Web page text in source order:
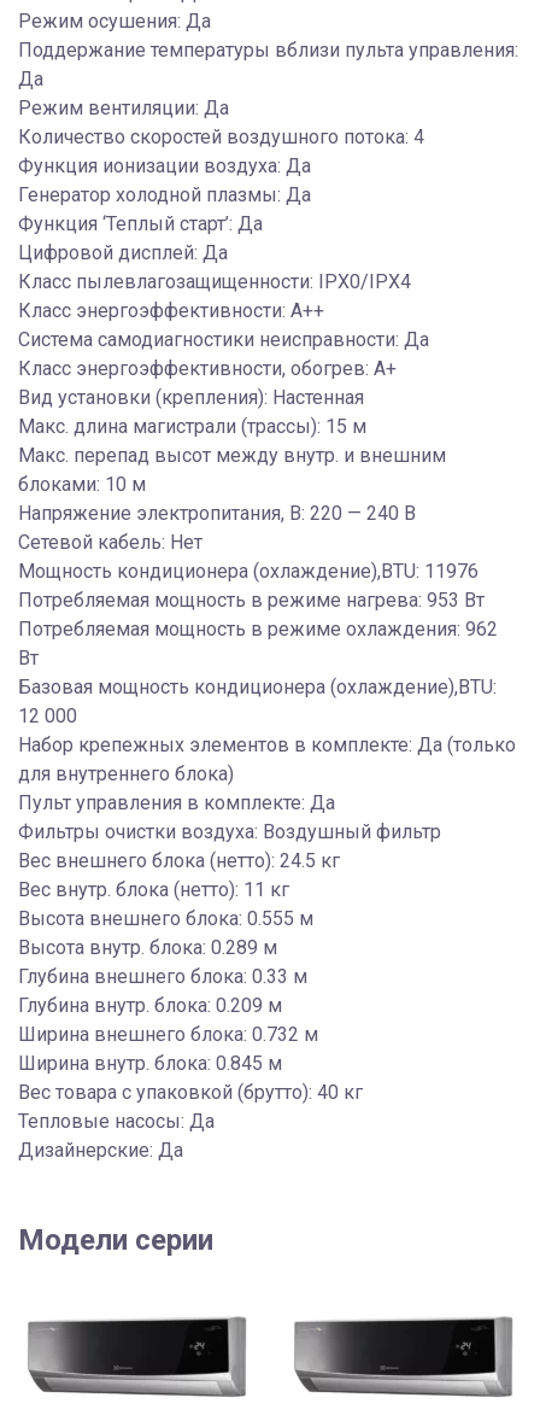
Режим осушения: Да
Поддержание температуры вблизи пульта управления:
Да
Режим вентиляции: Да
Количество скоростей воздушного потока: 4
Функция ионизации воздуха: Да
Генератор холодной плазмы: Да
Функция ‘Теплый старт’: Да
Цифровой дисплей: Да
Класс пылевлагозащищенности: IPX0/IPX4
Класс энергоэффективности: A++
Система самодиагностики неисправности: Да
Класс энергоэффективности, обогрев: A+
Вид установки (крепления): Настенная
Макс. длина магистрали (трассы): 15 м
Макс. перепад высот между внутр. и внешним
блоками: 10 м
Напряжение электропитания, В: 220 — 240 В
Сетевой кабель: Нет
Мощность кондиционера (охлаждение),BTU: 11976
Потребляемая мощность в режиме нагрева: 953 Вт
Потребляемая мощность в режиме охлаждения: 962
Вт
Базовая мощность кондиционера (охлаждение),BTU:
12 000
Набор крепежных элементов в комплекте: Да (только
для внутреннего блока)
Пульт управления в комплекте: Да
Фильтры очистки воздуха: Воздушный фильтр
Вес внешнего блока (нетто): 24.5 кг
Вес внутр. блока (нетто): 11 кг
Высота внешнего блока: 0.555 м
Высота внутр. блока: 0.289 м
Глубина внешнего блока: 0.33 м
Глубина внутр. блока: 0.209 м
Ширина внешнего блока: 0.732 м
Ширина внутр. блока: 0.845 м
Вес товара с упаковкой (брутто): 40 кг
Тепловые насосы: Да
Дизайнерские: Да
Модели серии